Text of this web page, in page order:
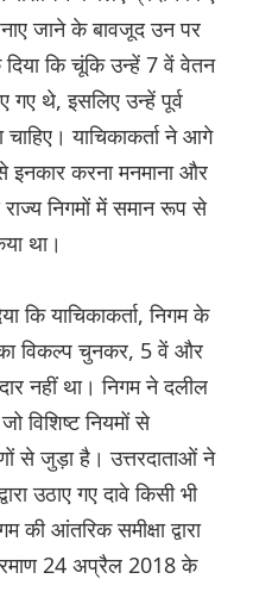
जाने के बावजूद उन पर
कि चूंकि उन्हें 7 वें वेतन
थे, इसलिए उन्हें पूर्व
याचिकाकर्ता ने आगे
इनकार करना मनमाना और
निगमों में समान रूप से
था।
कि याचिकाकर्ता, निगम के
का विकल्प चुनकर, 5 वें और
नहीं था। निगम ने दलील
विशिष्ट नियमों से
से जुड़ा है। उत्तरदाताओं ने
उठाए गए दावे किसी भी
आंतरिक समीक्षा द्वारा
24 अप्रैल 2018 के